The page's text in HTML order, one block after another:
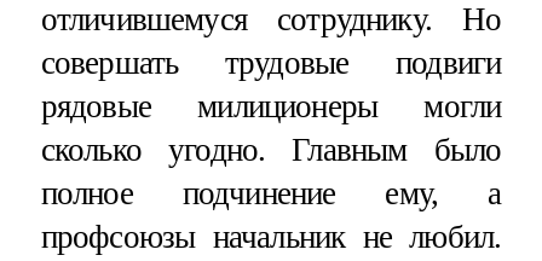
отличившемуся сотруднику. Но
совершать трудовые подвиги
рядовые милиционеры могли
сколько угодно. Главным было
полное подчинение ему, а
профсоюзы начальник не любил.